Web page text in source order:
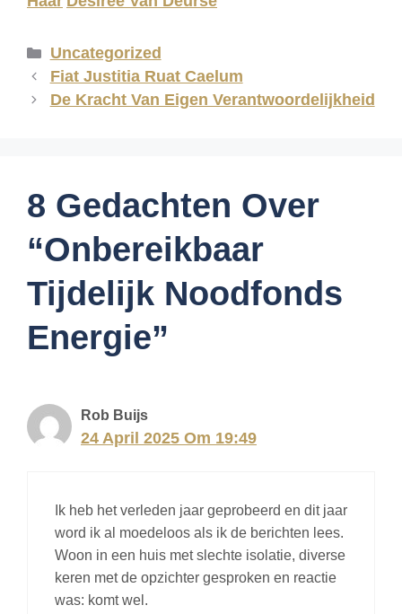
Uncategorized
Fiat Justitia Ruat Caelum
De Kracht Van Eigen Verantwoordelijkheid
8 Gedachten Over
“Onbereikbaar
Tijdelijk Noodfonds
Energie”
Rob Buijs
24 April 2025 Om 19:49
Ik heb het verleden jaar geprobeerd en dit jaar
word ik al moedeloos als ik de berichten lees.
Woon in een huis met slechte isolatie, diverse
keren met de opzichter gesproken en reactie
was: komt wel.